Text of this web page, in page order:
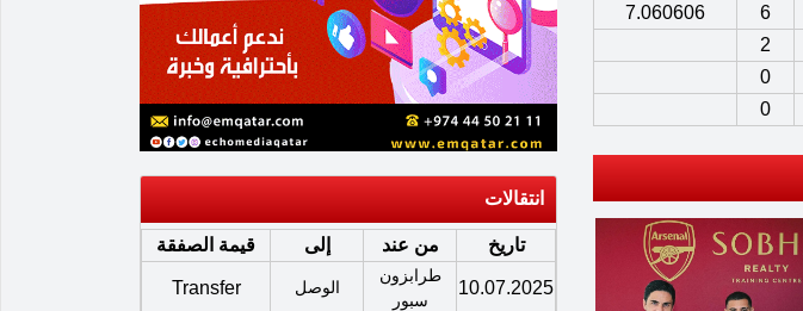
6
7.060606
2
0
0
انتقالات
تاريخ من عند إلى قيمة الصفقة
10.07.2025
طرابزون
سبور
الوصل Transfer